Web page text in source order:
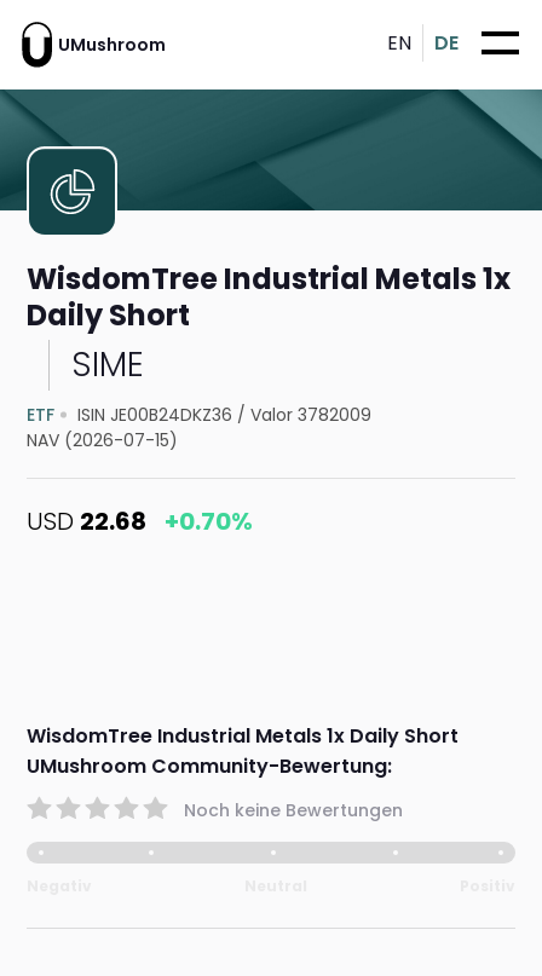
UMushroom EN DE
WisdomTree Industrial Metals 1x
Daily Short
SIME
ETF ISIN JE00B24DKZ36 /Valor 3782009
NAV (2026-07-15)
USD 22.68 +0.70%
WisdomTree Industrial Metals 1x Daily Short
UMushroom Community-Bewertung:
Noch keine Bewertungen